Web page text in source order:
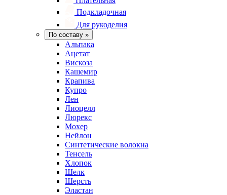
Подкладочная
Для рукоделия
По составу »
Альпака
Ацетат
Вискоза
Кашемир
Крапива
Купро
Лен
Лиоцелл
Люрекс
Мохер
Нейлон
Синтетические волокна
Тенсель
Хлопок
Шелк
Шерсть
Эластан